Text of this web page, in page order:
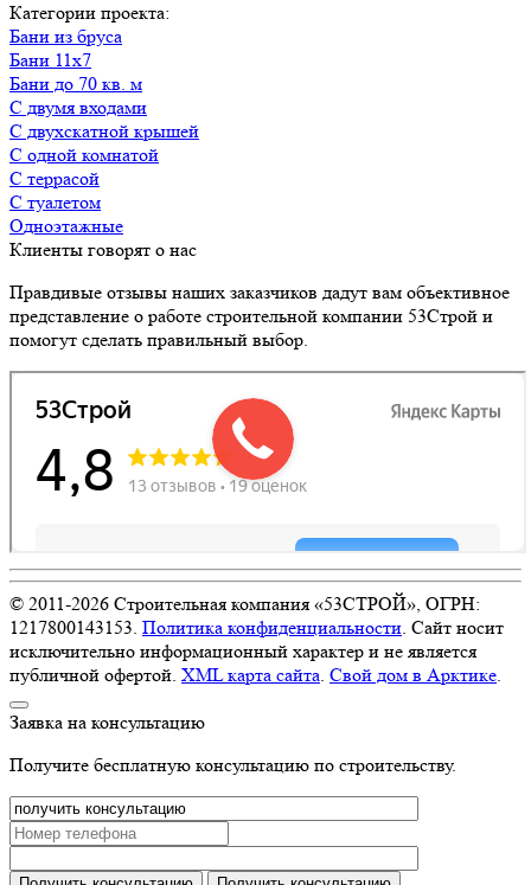
Категории проекта:
Бани из бруса
Бани 11х7
Бани до 70 кв. м
с двумя входами
с двухскатной крышей
с одной комнатой
с террасой
с туалетом
Одноэтажные
Клиенты говорят о нас
Правдивые отзывы наших заказчиков дадут вам объективное
представление о работе строительной компании 53Строй и
помогут сделать правильный выбор.
© 2011-2026 Строительная компания «53СТРОЙ», ОГРН:
1217800143153. Политика конфиденциальности. Сайт носит
исключительно информационный характер и не является
публичной офертой. XML карта сайта. Свой дом в Арктике.
Заявка на консультацию
Получите бесплатную консультацию по строительству.